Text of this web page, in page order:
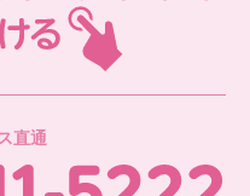
直通